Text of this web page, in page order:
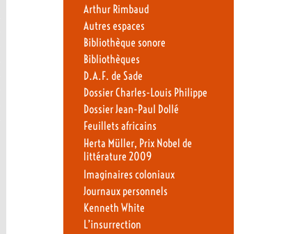
Arthur Rimbaud
Autres espaces
Bibliothèque sonore
Bibliothèques
D.A.F. de Sade
Dossier Charles-Louis Philippe
Dossier Jean-Paul Dollé
Feuillets africains
Herta Müller, Prix Nobel de
littérature 2009
Imaginaires coloniaux
Journaux personnels
Kenneth White
L’insurrection